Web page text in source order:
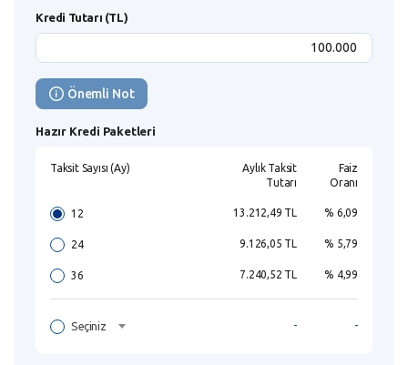
Kredi Tutarı (TL)
Önemli Not
Hazır Kredi Paketleri
Taksit Sayısı (Ay)
Aylık Taksit
Tutarı
Faiz
Oranı
12 13.212,49 TL % 6,09
24 9.126,05 TL % 5,79
36 7.240,52 TL % 4,99
Seçiniz - -